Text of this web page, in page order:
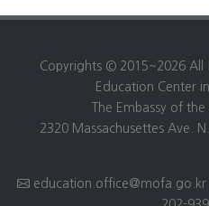
Copyrights © 2015~2026 All
Education Center
The Embassy of
2320 Massachusettes Ave.
education.office@mofa.go.kr